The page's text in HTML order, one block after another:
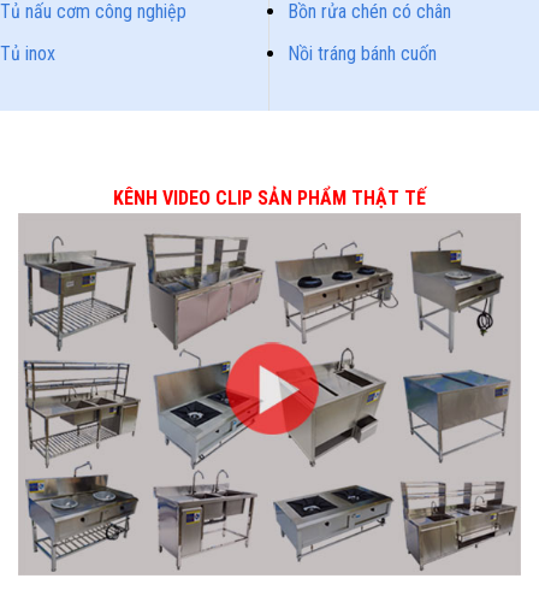
Tủ nấu cơm công nghiệp
Tủ inox
Bồn rửa chén có chân
Nồi tráng bánh cuốn
KÊNH VIDEO CLIP SẢN PHẨM THẬT TẾ